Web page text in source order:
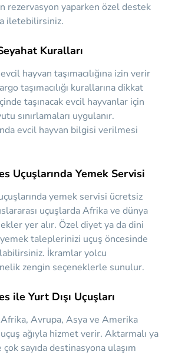
rezervasyon yaparken özel destek
iletebilirsiniz.
Kuralları
hayvan taşımacılığına izin verir
taşımacılığı kurallarına dikkat
taşınacak evcil hayvanlar için
sınırlamaları uygulanır.
evcil hayvan bilgisi verilmesi
Uçuşlarında Yemek Servisi
yemek servisi ücretsiz
uçuşlarda Afrika ve dünya
yer alır. Özel diyet ya da dini
taleplerinizi uçuş öncesinde
İkramlar yolcu
zengin seçeneklerle sunulur.
ile Yurt Dışı Uçuşları
Avrupa, Asya ve Amerika
ağıyla hizmet verir. Aktarmalı ya
sayıda destinasyona ulaşım